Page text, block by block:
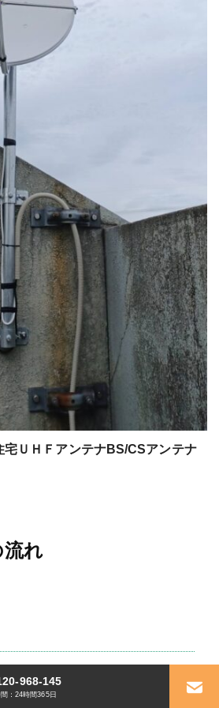
宅ＵＨＦアンテナBS/CSアンテナ
れ
968-145
：24時間365日